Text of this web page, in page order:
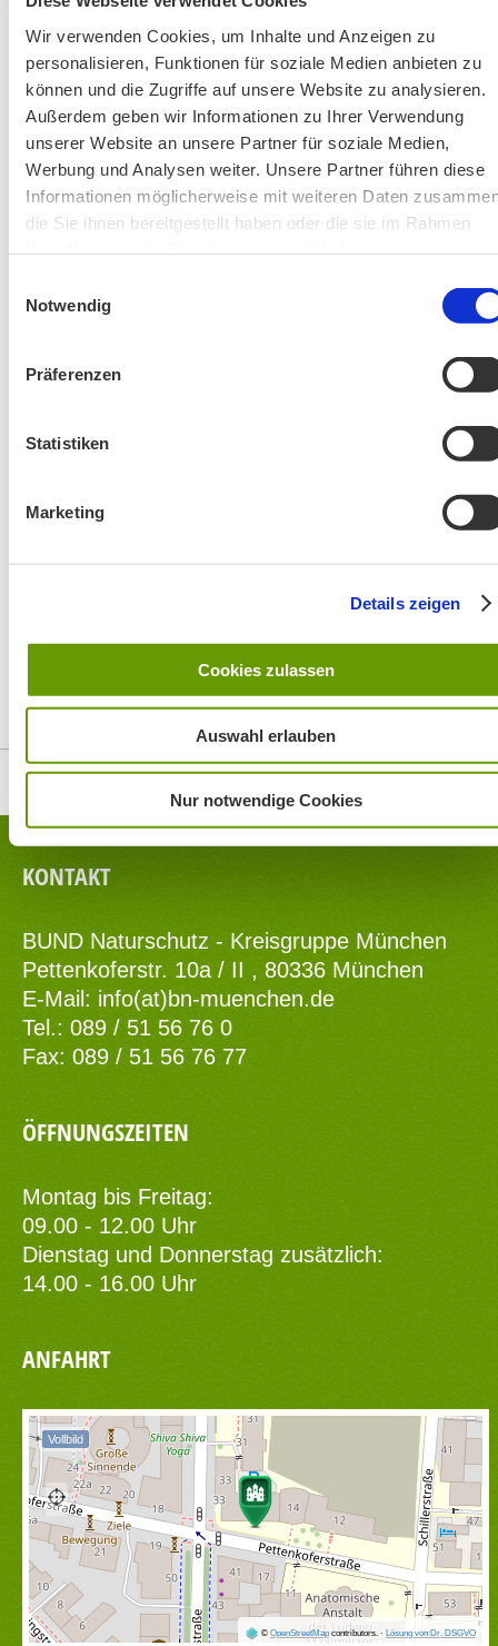
Wir verwenden Cookies, um Inhalte und Anzeigen zu
personalisieren, Funktionen für soziale Medien anbieten zu
können und die Zugriffe auf unsere Website zu analysieren.
Außerdem geben wir Informationen zu Ihrer Verwendung
unserer Website an unsere Partner für soziale Medien,
Werbung und Analysen weiter. Unsere Partner führen diese
Informationen möglicherweise mit weiteren Daten
die Sie ihnen bereitgestellt haben oder die sie im Rahmen
Notwendig
Präferenzen
Statistiken
Marketing
Details zeigen
Cookies zulassen
Auswahl erlauben
Nur notwendige Cookies
2026
BN MÜNCHEN AUF SOCIAL MEDIA
AKTIV IN STADT UND LANDKREIS MÜNCHEN:
Top
KONTAKT
BUND Naturschutz - Kreisgruppe München
Pettenkoferstr. 10a / II , 80336 München
E-Mail: info(at)bn-muenchen.de
Tel.: 089 / 51 56 76 0
Fax: 089 / 51 56 76 77
ÖFFNUNGSZEITEN
Montag bis Freitag:
09.00 - 12.00 Uhr
Dienstag und Donnerstag zusätzlich:
14.00 - 16.00 Uhr
ANFAHRT
© OpenStreetMapcontributors. · Lösung von Dr. DSGVO
Vollbild